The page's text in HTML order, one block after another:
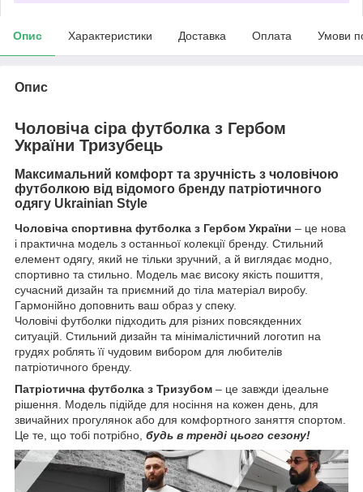
Опис Характеристики Доставка Оплата Умови
Опис
Чоловіча сіра футболка з Гербом
України Тризубець
Максимальний комфорт та зручність з чоловічою
футболкою від відомого бренду патріотичного
одягу Ukrainian Style
Чоловіча спортивна футболка з Гербом України – це нова
і практична модель з останньої колекції бренду. Стильний
елемент одягу, який не тільки зручний, а й виглядає модно,
спортивно та стильно. Модель має високу якість пошиття,
сучасний дизайн та приємний до тіла матеріал виробу.
Гармонійно доповнить ваш образ у спеку.
Чоловічі футболки підходить для різних повсякденних
ситуацій. Стильний дизайн та мінімалістичний логотип на
грудях роблять її чудовим вибором для любителів
патріотичного бренду.
Патріотична футболка з Тризубом – це завжди ідеальне
рішення. Модель підійде для носіння на кожен день, для
звичайних прогулянок або для комфортного заняття спортом.
Це те, що тобі потрібно, будь в тренді цього сезону!